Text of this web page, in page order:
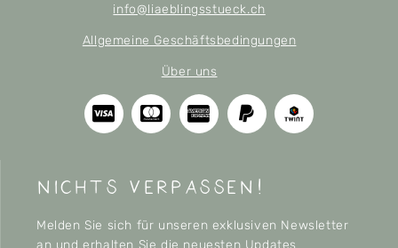
info@liaeblingsstueck.ch
Allgemeine Geschäftsbedingungen
Über uns
nichts verpassen!
Melden Sie sich für unseren exklusiven Newsletter
an und erhalten Sie die neuesten Updates